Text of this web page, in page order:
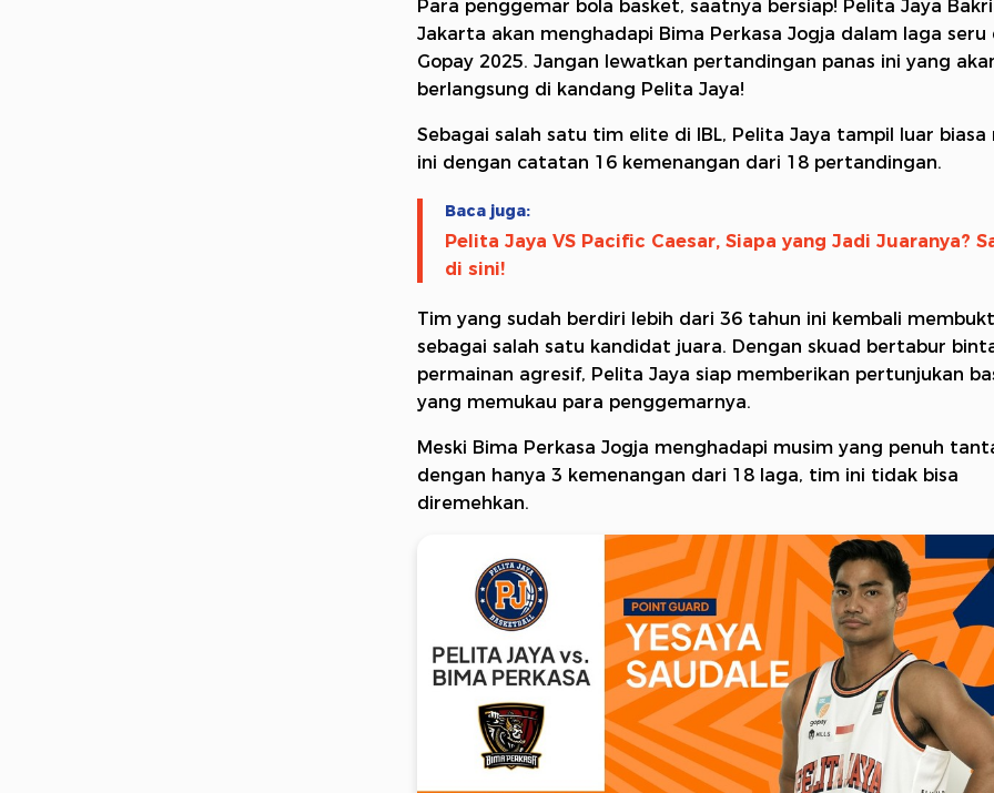
Para penggemar bola basket, saatnya bersiap! Pelita Jaya
Jakarta akan menghadapi Bima Perkasa Jogja dalam laga seru
Gopay 2025. Jangan lewatkan pertandingan panas ini yang
berlangsung di kandang Pelita Jaya!
Sebagai salah satu tim elite di IBL, Pelita Jaya tampil luar biasa
ini dengan catatan 16 kemenangan dari 18 pertandingan.
Baca juga:
Pelita Jaya VS Pacific Caesar, Siapa yang Jadi Juaranya?
di sini!
Tim yang sudah berdiri lebih dari 36 tahun ini kembali
sebagai salah satu kandidat juara. Dengan skuad bertabur
permainan agresif, Pelita Jaya siap memberikan pertunjukan
yang memukau para penggemarnya.
Meski Bima Perkasa Jogja menghadapi musim yang penuh
dengan hanya 3 kemenangan dari 18 laga, tim ini tidak bisa
diremehkan.